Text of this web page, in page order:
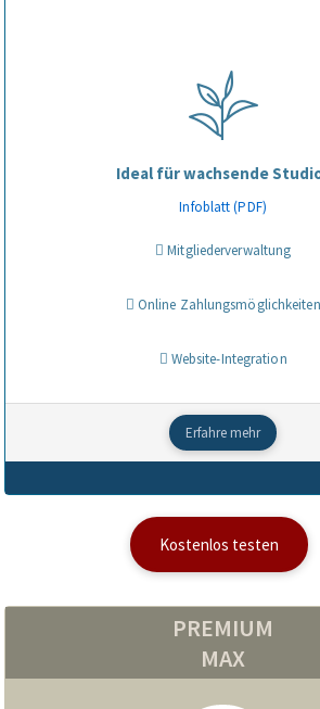
Ideal für wachsende
Infoblatt (PDF)
Mitgliederverwaltung
Online Zahlungsmöglichkeiten
Website-Integration
Erfahre mehr
Kostenlos testen
PREMIUM
MAX